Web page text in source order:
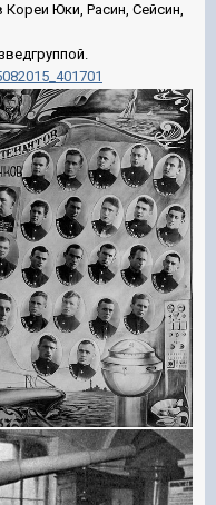
Юки, Расин, Сейсин,